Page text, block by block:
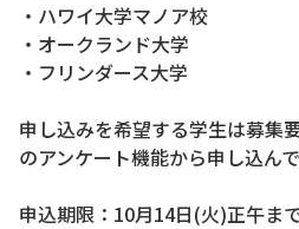
・ハワイ大学マノア校
・オークランド大学
・フリンダース大学
申し込みを希望する学生は募集
のアンケート機能から申し込んで
申込期限：10月14日(火)正午ま